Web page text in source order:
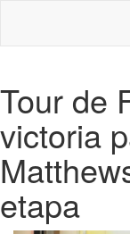
Tour de
victoria
etapa